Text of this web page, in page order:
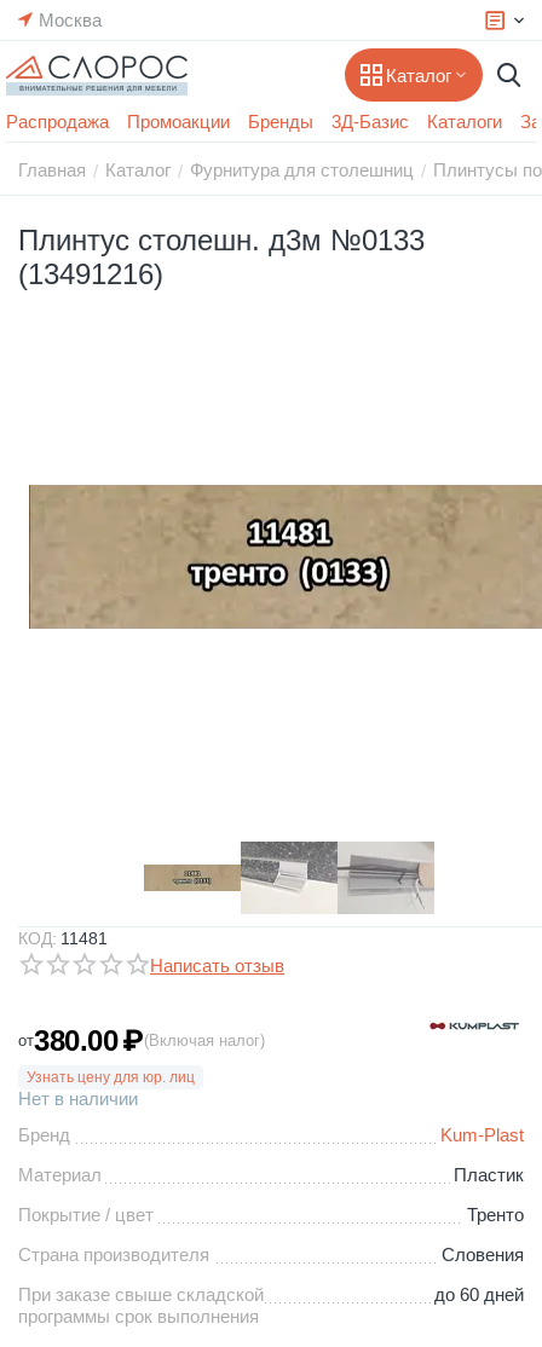
Москва
Каталог
Распродажа Промоакции Бренды 3Д-Базис Каталоги
Главная / Каталог / Фурнитура для столешниц / Плинтусы
Плинтус столешн. д3м №0133
(13491216)
КОД: 11481
Написать отзыв
от380.00₽(Включая налог)
Узнать цену для юр. лиц
Нет в наличии
Бренд
Kum-Plast
Материал
Пластик
Покрытие / цвет
Тренто
Страна производителя
Словения
При заказе свыше складской
программы срок выполнения
до 60 дней